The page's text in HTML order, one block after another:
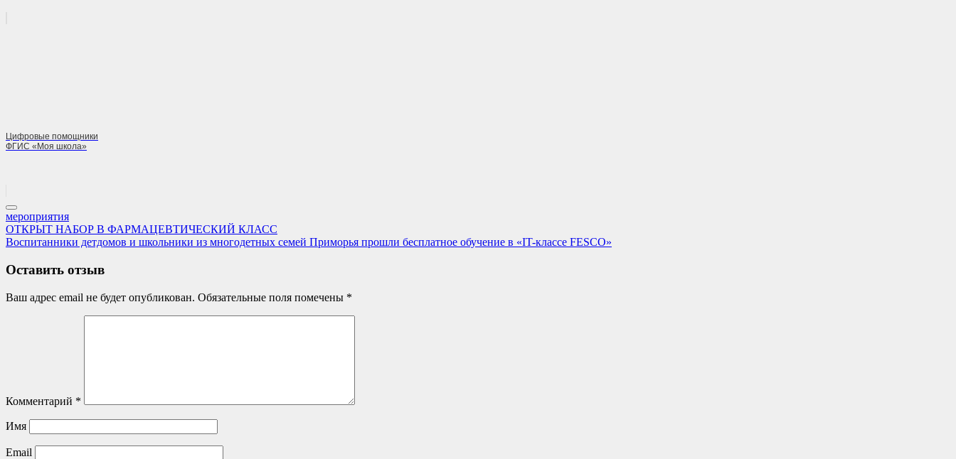
Цифровые помощники
ФГИС «Моя школа»
мероприятия
Навигация
по
записям
Previous
Post:
ОТКРЫТ НАБОР В ФАРМАЦЕВТИЧЕСКИЙ КЛАСС
Next
Воспитанники детдомов и школьники из многодетных семей Приморья прошли бесплатное обучение в «IT-классе FESCO»
Оставить отзыв
Ваш адрес email не будет опубликован. Обязательные поля помечены *
Комментарий *
Имя
Email